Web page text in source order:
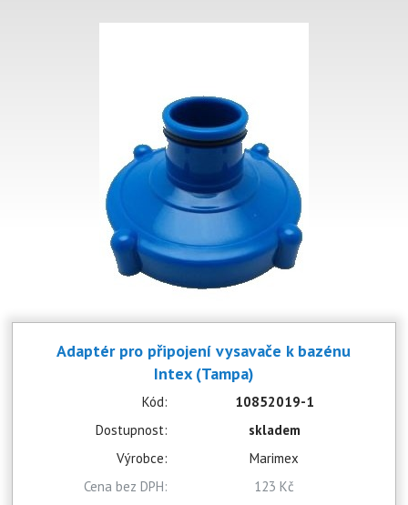
Adaptér pro připojení vysavače k bazénu
Intex (Tampa)
Kód:
10852019-1
Dostupnost:
skladem
Výrobce:
Marimex
Cena bez DPH:
123 Kč